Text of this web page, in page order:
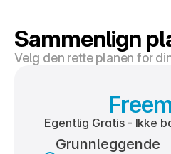
Sammenlign
Velg den rette planen for
Egentlig Gratis - Ikke
Grunnleggende